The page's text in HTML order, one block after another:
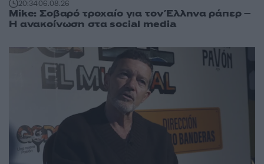
20:3406.08.26
Mike: Σοβαρό τροχαίο για τον Έλληνα ράπερ –
Η ανακοίνωση στα social media